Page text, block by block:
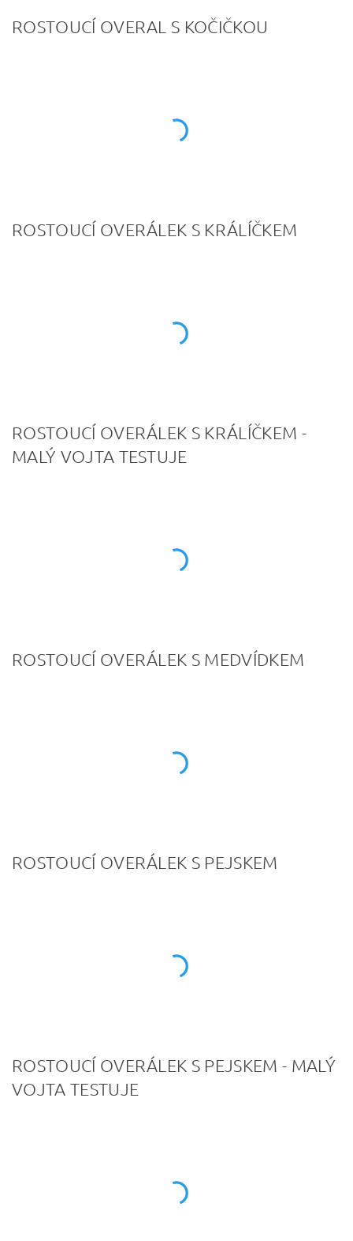
ROSTOUCÍ OVERAL S KOČIČKOU
ROSTOUCÍ OVERÁLEK S KRÁLÍČKEM
ROSTOUCÍ OVERÁLEK S KRÁLÍČKEM -
MALÝ VOJTA TESTUJE
ROSTOUCÍ OVERÁLEK S MEDVÍDKEM
ROSTOUCÍ OVERÁLEK S PEJSKEM
ROSTOUCÍ OVERÁLEK S PEJSKEM - MALÝ
VOJTA TESTUJE